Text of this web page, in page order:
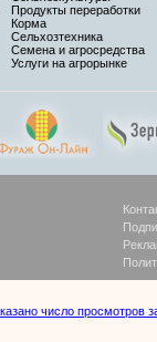
Продукты переработки
Корма
Сельхозтехника
Семена и агросредства
Услуги на агрорынке